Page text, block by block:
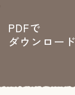
PDFで
ダウンロード